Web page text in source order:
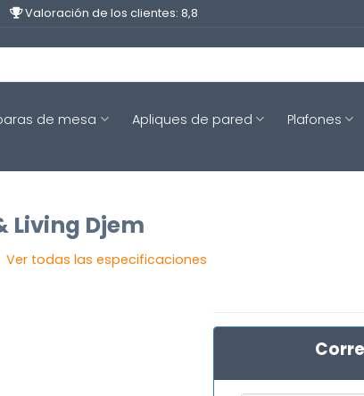
Valoración de los clientes: 8,8
de mesa Apliques de pared Plafones
Living Djem
Ver todas las especificaciones